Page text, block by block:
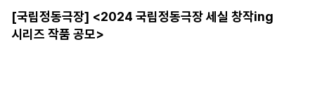
[국립정동극장] <2024 국립정동극장 세실 창작ing
시리즈 작품 공모>